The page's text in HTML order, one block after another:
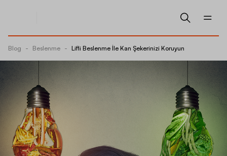
Blog - Beslenme - Lifli Beslenme İle Kan Şekerinizi Koruyun